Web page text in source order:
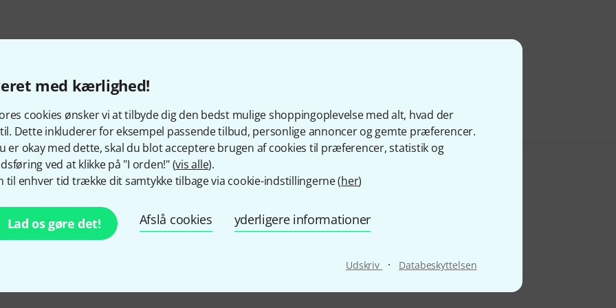
med kærlighed!
cookies ønsker vi at tilbyde dig den bedst mulige shoppingoplevelse med alt, hvad der
Dette inkluderer for eksempel passende tilbud, personlige annoncer og gemte præferencer.
er okay med dette, skal du blot acceptere brugen af cookies til præferencer, statistik og
ved at klikke på "I orden!" (vis alle).
til enhver tid trække dit samtykke tilbage via cookie-indstillingerne (her)
Lad os gøre det! Afslå cookies yderligere informationer
Udskriv · Databeskyttelsen
Kan du lide det du ser?
Del Hjælp og feedback